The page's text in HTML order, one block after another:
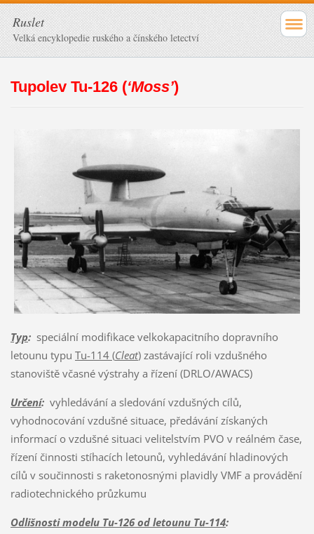
Ruslet
Velká encyklopedie ruského a čínského letectví
Tupolev Tu-126 (‘Moss’)
Typ:speciální modifikace velkokapacitního dopravního
letounu typu Tu-114 (Cleat)zastávající roli vzdušného
stanoviště včasné výstrahy a řízení (DRLO/AWACS)
Určení:vyhledávání a sledování vzdušných cílů,
vyhodnocování vzdušné situace, předávání získaných
informací o vzdušné situaci velitelstvím PVO v reálném čase,
řízení činnosti stíhacích letounů, vyhledávání hladinových
cílů v součinnosti s raketonosnými plavidly VMF a provádění
radiotechnického průzkumu
Odlišnosti modelu Tu-126 od letounu Tu-114: